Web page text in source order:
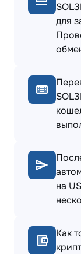
для
на
Как